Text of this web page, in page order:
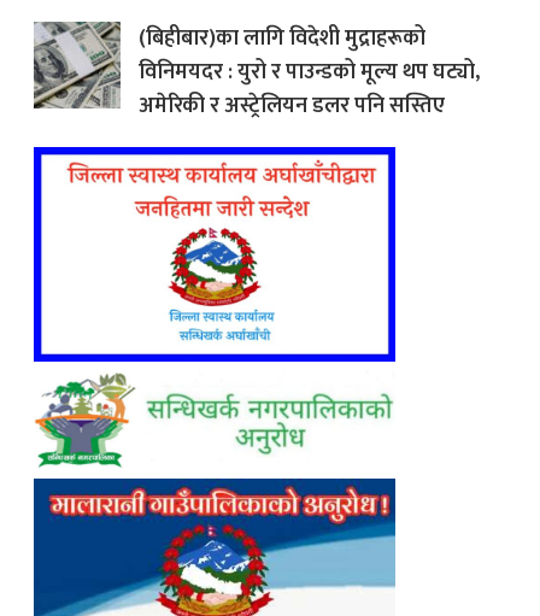
(बिहीबार)का लागि विदेशी मुद्राहरूको
विनिमयदर : युरो र पाउन्डको मूल्य थप घट्यो,
अमेरिकी र अस्ट्रेलियन डलर पनि सस्तिए